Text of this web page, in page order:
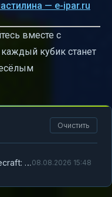
— e-ipar.ru
вместе с
кубик станет
Очистить
Как сделать из пластилина Minecraft: яркий мир кубических героев и приключений08.08.2026 15:48